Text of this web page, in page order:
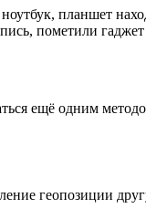
планшет
пометили
ещё одним
геопозиции